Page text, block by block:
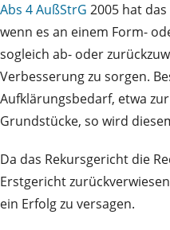
Abs 4 AußStrG 2005 hat
wenn es an einem Form-
sogleich ab- oder
Verbesserung zu sorgen.
Aufklärungsbedarf, etwa
Grundstücke, so wird
Da das Rekursgericht die
Erstgericht
ein Erfolg zu versagen.